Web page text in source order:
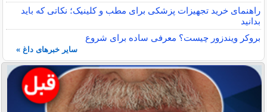
راهنمای خرید تجهیزات پزشکی برای مطب و کلینیک؛ نکاتی که باید
بدانید
بروکر ویندزور چیست؟ معرفی ساده برای شروع
سایر خبرهای داغ »